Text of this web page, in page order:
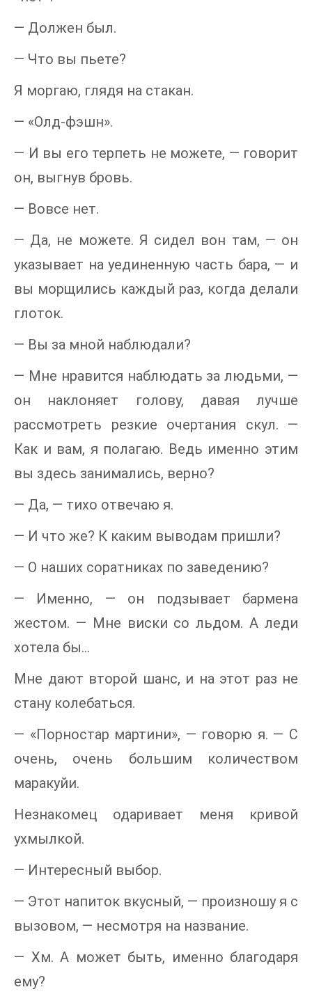
— Должен был.
— Что вы пьете?
Я моргаю, глядя на стакан.
— «Олд-фэшн».
— И вы его терпеть не можете, — говорит
он, выгнув бровь.
— Вовсе нет.
— Да, не можете. Я сидел вон там, — он
указывает на уединенную часть бара, — и
вы морщились каждый раз, когда делали
глоток.
— Вы за мной наблюдали?
— Мне нравится наблюдать за людьми, —
он наклоняет голову, давая лучше
рассмотреть резкие очертания скул. —
Как и вам, я полагаю. Ведь именно этим
вы здесь занимались, верно?
— Да, — тихо отвечаю я.
— И что же? К каким выводам пришли?
— О наших соратниках по заведению?
— Именно, — он подзывает бармена
жестом. — Мне виски со льдом. А леди
хотела бы...
Мне дают второй шанс, и на этот раз не
стану колебаться.
— «Порностар мартини», — говорю я. — С
очень, очень большим количеством
маракуйи.
Незнакомец одаривает меня кривой
ухмылкой.
— Интересный выбор.
— Этот напиток вкусный, — произношу я с
вызовом, — несмотря на название.
— Хм. А может быть, именно благодаря
ему?